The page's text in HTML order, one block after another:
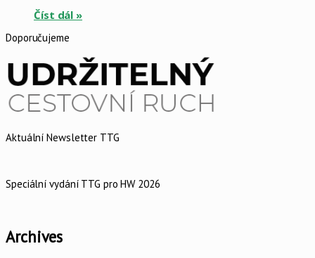
Číst dál »
Doporučujeme
Aktuální Newsletter TTG
Speciální vydání TTG pro HW 2026
Archives